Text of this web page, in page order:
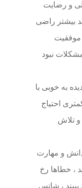
و رضایت
بیشتر راضی
موفقیت
نبود
به خوبی با
احتیاج
و تلاش
دانش و مهارت
، خطاها رخ
، شانس